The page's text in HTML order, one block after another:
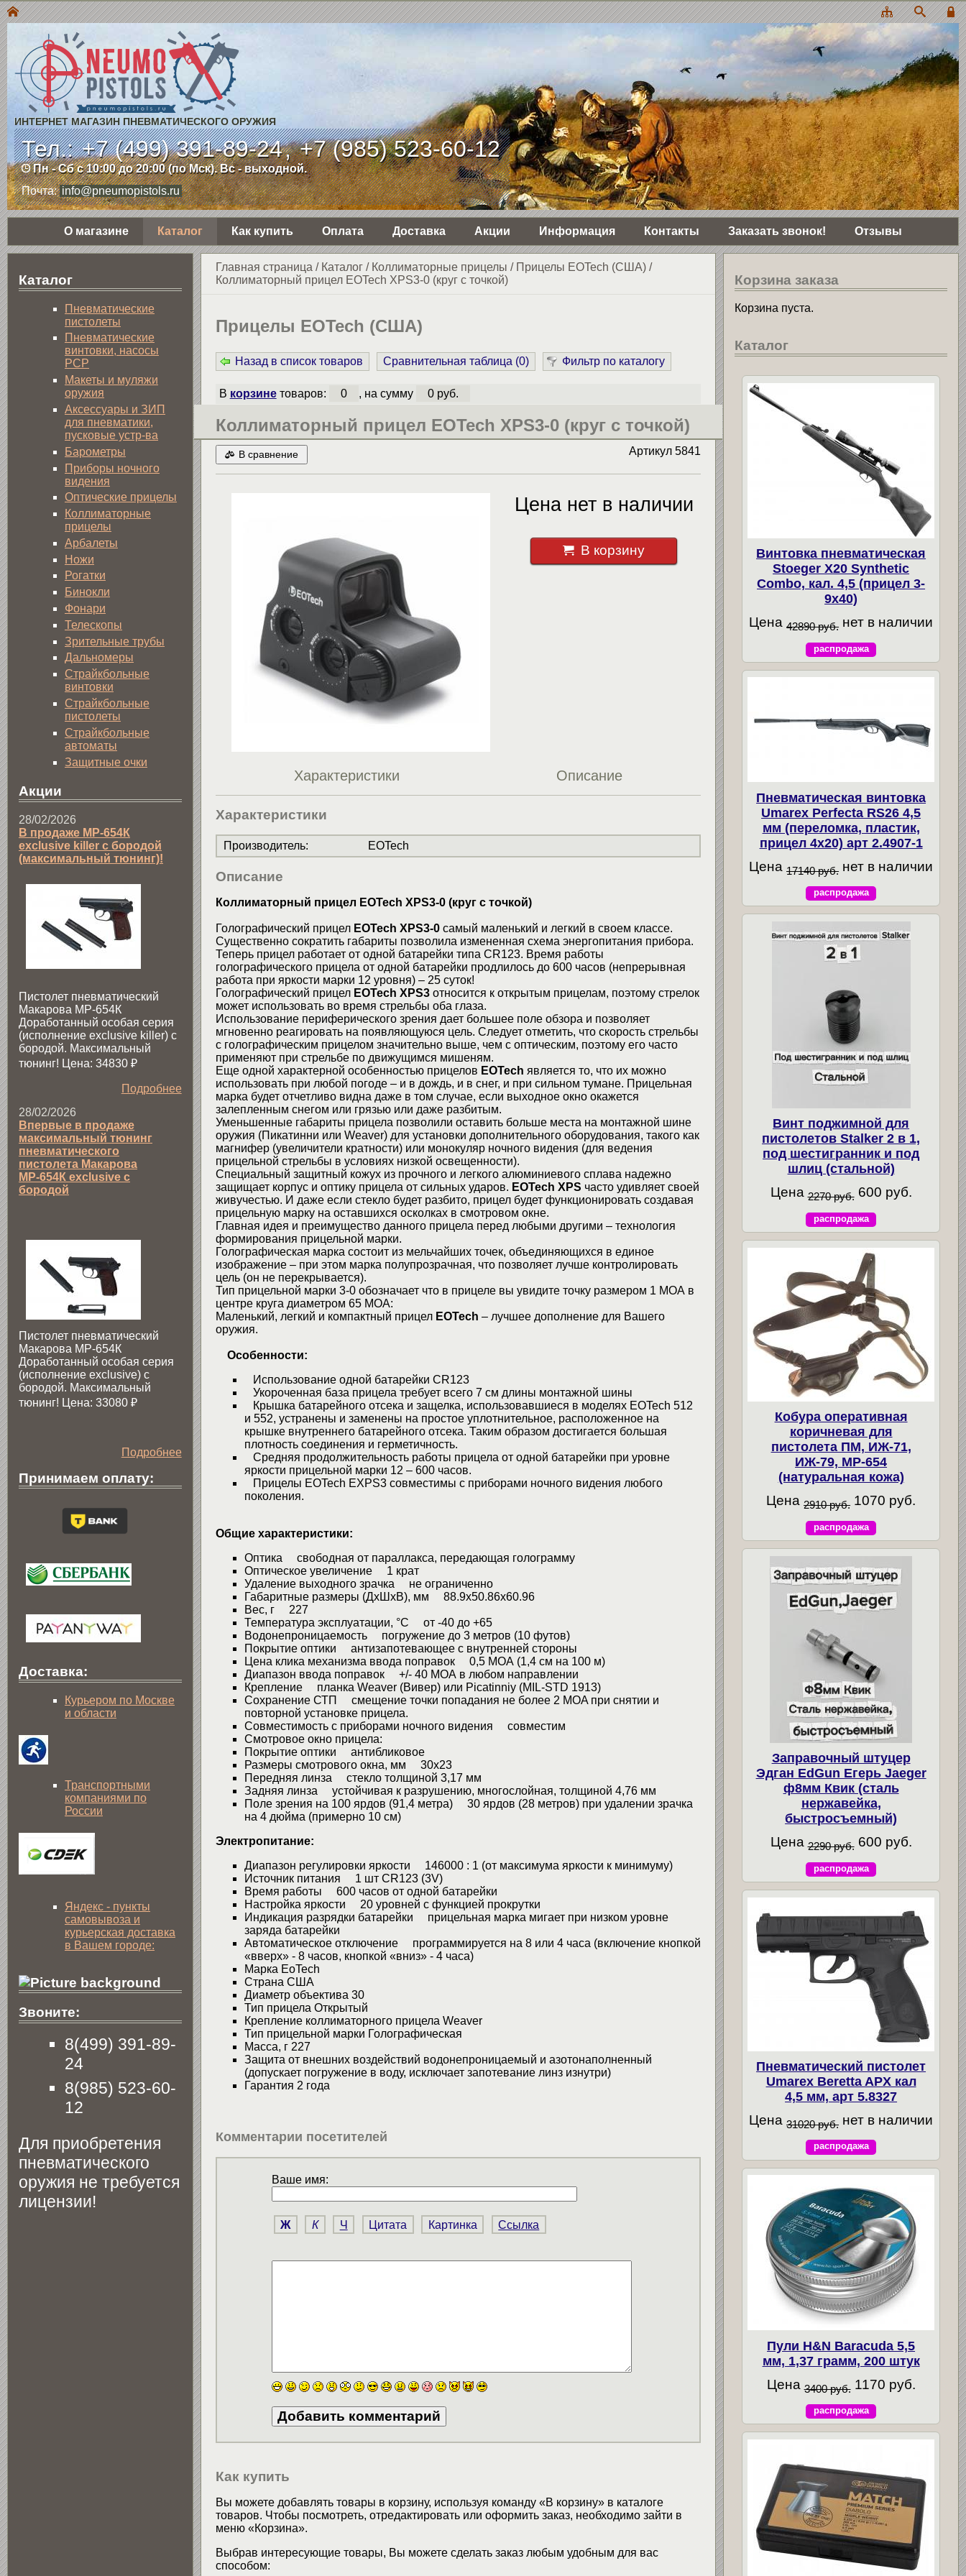
ИНТЕРНЕТ МАГАЗИН ПНЕВМАТИЧЕСКОГО ОРУЖИЯ
Тел.:+7 (499) 391-89-24,+7 (985) 523-60-12
Пн - Сб с 10:00 до 20:00 (по Мск). Вс - выходной.
Почта: info@pneumopistols.ru
О магазине Каталог Как купить Оплата Доставка Акции Информация Контакты Заказать звонок! Отзывы
Главная страница / Каталог/ Коллиматорные прицелы / Прицелы EOTech (США)/
Коллиматорный прицел EOTech XPS3-0 (круг с точкой)
Прицелы EOTech (США)
Назад в список товаров Сравнительная таблица (0) Фильтр по каталогу
В корзинетоваров: 0 , на сумму 0 руб.
Коллиматорный прицел EOTech XPS3-0 (круг с точкой)
В сравнение Артикул5841
Цена нет в наличии
В корзину
Характеристики Описание
Характеристики
Производитель: EOTech
Описание
Коллиматорный прицел EOTech XPS3-0 (круг с точкой)
Голографический прицел EOTech XPS3-0самый маленький и легкий в своем классе.
Существенно сократить габариты позволила измененная схема энергопитания прибора.
Теперь прицел работает от одной батарейки типа CR123. Время работы
голографического прицела от одной батарейки продлилось до 600 часов (непрерывная
работа при яркости марки 12 уровня) – 25 суток!
Голографический прицел EOTech XPS3относится к открытым прицелам, поэтому стрелок
может использовать во время стрельбы оба глаза.
Использование периферического зрения дает большее поле обзора и позволяет
мгновенно реагировать на появляющуюся цель. Следует отметить, что скорость стрельбы
с голографическим прицелом значительно выше, чем с оптическим, поэтому его часто
применяют при стрельбе по движущимся мишеням.
Еще одной характерной особенностью прицелов EOTech является то, что их можно
использовать при любой погоде – и в дождь, и в снег, и при сильном тумане. Прицельная
марка будет отчетливо видна даже в том случае, если выходное окно окажется
залепленным снегом или грязью или даже разбитым.
Уменьшенные габариты прицела позволили оставить больше места на монтажной шине
оружия (Пикатинни или Weaver) для установки дополнительного оборудования, такого как
магнифер (увеличители кратности) или монокуляр ночного видения (для ведения
прицельной стрельбы в условиях низкой освещенности).
Специальный защитный кожух из прочного и легкого алюминиевого сплава надежно
защищает корпус и оптику прицела от сильных ударов. EOTech XPS часто удивляет своей
живучестью. И даже если стекло будет разбито, прицел будет функционировать создавая
прицельную марку на оставшихся осколках в смотровом окне.
Главная идея и преимущество данного прицела перед любыми другими – технология
формирования прицельной марки.
Голографическая марка состоит из мельчайших точек, объединяющихся в единое
изображение – при этом марка полупрозрачная, что позволяет лучше контролировать
цель (он не перекрывается).
Тип прицельной марки 3-0 обозначает что в прицеле вы увидите точку размером 1 МОА в
центре круга диаметром 65 МОА:
Маленький, легкий и компактный прицел EOTech – лучшее дополнение для Вашего
оружия.
Особенности:
Использование одной батарейки CR123
Укороченная база прицела требует всего 7 см длины монтажной шины
Крышка батарейного отсека и защелка, использовавшиеся в моделях EOTech 512
и 552, устранены и заменены на простое уплотнительное, расположенное на
крышке внутреннего батарейного отсека. Таким образом достигается большая
плотность соединения и герметичность.
Средняя продолжительность работы прицела от одной батарейки при уровне
яркости прицельной марки 12 – 600 часов.
Прицелы EOTech EXPS3 совместимы с приборами ночного видения любого
поколения.
Общие характеристики:
Оптика свободная от параллакса, передающая голограмму
Оптическое увеличение 1 крат
Удаление выходного зрачка не ограниченно
Габаритные размеры (ДхШхВ), мм 88.9х50.86х60.96
Вес, г 227
Температура эксплуатации, °C от -40 до +65
Водонепроницаемость погружение до 3 метров (10 футов)
Покрытие оптики антизапотевающее с внутренней стороны
Цена клика механизма ввода поправок 0,5 МОА (1,4 см на 100 м)
Диапазон ввода поправок +/- 40 МОА в любом направлении
Крепление планка Weaver (Вивер) или Picatinniy (MIL-STD 1913)
Сохранение СТП смещение точки попадания не более 2 MOA при снятии и
повторной установке прицела.
Совместимость с приборами ночного видения совместим
Смотровое окно прицела:
Покрытие оптики антибликовое
Размеры смотрового окна, мм 30х23
Передняя линза стекло толщиной 3,17 мм
Задняя линза устойчивая к разрушению, многослойная, толщиной 4,76 мм
Поле зрения на 100 ярдов (91,4 метра) 30 ярдов (28 метров) при удалении зрачка
на 4 дюйма (примерно 10 см)
Электропитание:
Диапазон регулировки яркости 146000 : 1 (от максимума яркости к минимуму)
Источник питания 1 шт CR123 (3V)
Время работы 600 часов от одной батарейки
Настройка яркости 20 уровней с функцией прокрутки
Индикация разрядки батарейки прицельная марка мигает при низком уровне
заряда батарейки
Автоматическое отключение программируется на 8 или 4 часа (включение кнопкой
«вверх» - 8 часов, кнопкой «вниз» - 4 часа)
Марка EoTech
Страна США
Диаметр объектива 30
Тип прицела Открытый
Крепление коллиматорного прицела Weaver
Тип прицельной марки Голографическая
Масса, г 227
Защита от внешних воздействий водонепроницаемый и азотонаполненный
(допускает погружение в воду, исключает запотевание линз изнутри)
Гарантия 2 года
Комментарии посетителей
Ваше имя:
Ж К Ч Цитата Картинка Ссылка
Как купить
Вы можете добавлять товары в корзину, используя команду «В корзину» в каталоге
товаров. Чтобы посмотреть, отредактировать или оформить заказ, необходимо зайти в
меню «Корзина».
Выбрав интересующие товары, Вы можете сделать заказ любым удобным для вас
способом:
Каталог
Пнев­ма­ти­чес­кие
пистолеты
Пневматические
винтовки, насосы
PCP
Макеты и муляжи
оружия
Аксессуары и ЗИП
для пневматики,
пусковые устр-ва
Барометры
Приборы ночного
видения
Оптические прицелы
Коллиматорные
прицелы
Арбалеты
Ножи
Рогатки
Бинокли
Фонари
Телескопы
Зрительные трубы
Дальномеры
Страйкбольные
винтовки
Страйкбольные
пистолеты
Страйкбольные
автоматы
Защитные очки
Акции
28/02/2026
В продаже МР-654К
exclusive killer с бородой
(максимальный тюнинг)!
Пистолет пневматический
Макарова МР-654К
Доработанный особая серия
(исполнение exclusive killer) с
бородой. Максимальный
тюнинг! Цена: 34830 ₽
Подробнее
28/02/2026
Впервые в продаже
максимальный тюнинг
пневматического
пистолета Макарова
МР-654К exclusive с
бородой
Пистолет пневматический
Макарова МР-654К
Доработанный особая серия
(исполнение exclusive) c
бородой. Максимальный
тюнинг! Цена: 33080 ₽
Подробнее
Принимаем оплату:
Доставка:
Курьером по Москве
и области
Транспортными
компаниями по
России
Яндекс - пункты
самовывоза и
курьерская доставка
в Вашем городе:
Звоните:
8(499) 391-89-
24
8(985) 523-60-
12
Для приобретения
пневматического
оружия не требуется
лицензии!
Корзина заказа
Корзина пуста.
Каталог
Винтовка пневматическая
Stoeger X20 Synthetic
Combo, кал. 4,5 (прицел 3-
9х40)
Цена 42890 руб. нет в наличии
распродажа
Пневматическая винтовка
Umarex Perfecta RS26 4,5
мм (переломка, пластик,
прицел 4x20) арт 2.4907-1
Цена 17140 руб. нет в наличии
распродажа
Винт поджимной для
пистолетов Stalker 2 в 1,
под шестигранник и под
шлиц (стальной)
Цена 2270 руб. 600 руб.
распродажа
Кобура оперативная
коричневая для
пистолета ПМ, ИЖ-71,
ИЖ-79, МР-654
(натуральная кожа)
Цена 2910 руб. 1070 руб.
распродажа
Заправочный штуцер
Эдган EdGun Егерь Jaeger
ф8мм Квик (сталь
нержавейка,
быстросъемный)
Цена 2290 руб. 600 руб.
распродажа
Пневматический пистолет
Umarex Beretta APX кал
4,5 мм, арт 5.8327
Цена31020 руб. нет в наличии
распродажа
Пули H&N Baracuda 5,5
мм, 1,37 грамм, 200 штук
Цена 3400 руб. 1170 руб.
распродажа